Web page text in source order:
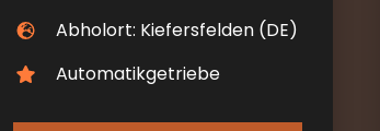
Abholort: Kiefersfelden (DE)
Automatikgetriebe